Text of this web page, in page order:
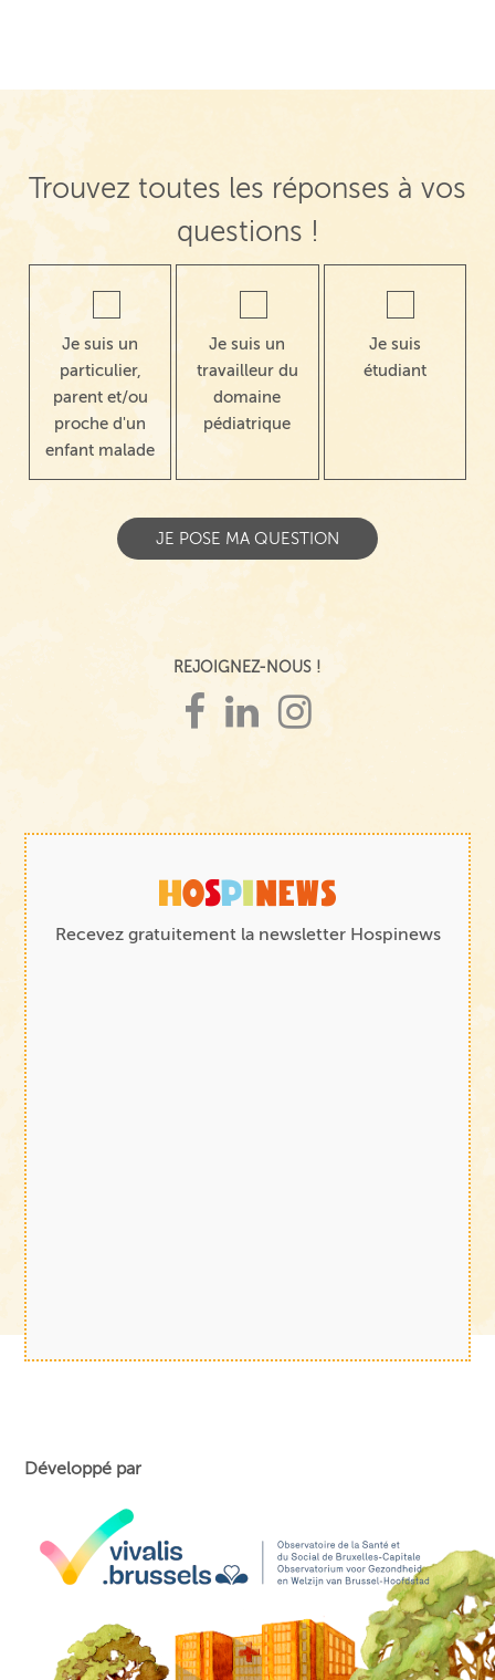
Trouvez toutes les réponses à vos
questions !
Je suis un
particulier,
parent et/ou
proche d'un
enfant malade
Je suis un
travailleur du
domaine
pédiatrique
Je suis
étudiant
REJOIGNEZ-NOUS !
Recevez gratuitement la newsletter Hospinews
Développé par